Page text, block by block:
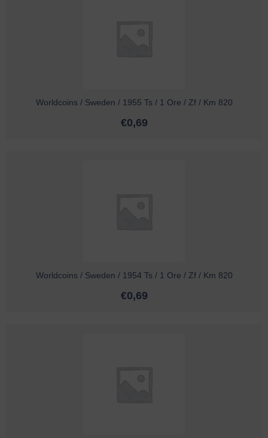
Worldcoins / Sweden / 1955 Ts / 1 Ore / Zf / Km 820
€0,69
Worldcoins / Sweden / 1954 Ts / 1 Ore / Zf / Km 820
€0,69